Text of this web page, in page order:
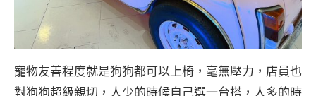
寵物友善程度就是狗狗都可以上椅，毫無壓力，店員也
對狗狗超級親切，人少的時候自己選一台搭，人多的時